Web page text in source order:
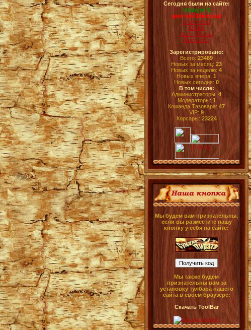
Сегодня были на сайте:
stranger71
дмитрий18корсар
andrew950
Andlok
Dark_Nikolas
Muchacho
Зарегистрировано:
Всего: 23489
Новых за месяц: 23
Новых за неделю: 4
Новых вчера: 1
Новых сегодня: 0
В том числе:
Администраторы: 4
Модераторы: 1
Команда Тазовара:47
VIP:9
Корсары: 23224
Мы будем вам признательны,
если вы разместите нашу
кнопку у себя на сайте:
Мы также будем
признательны вам за
установку тулбара нашего
сайта в своём браузере:
Скачать ToolBar